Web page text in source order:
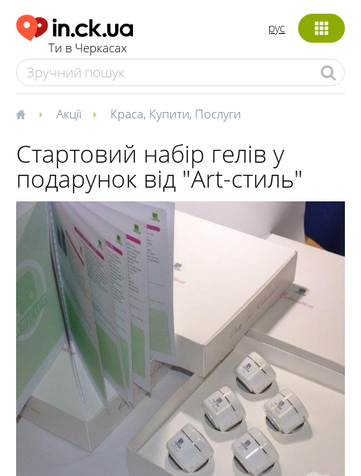
Ти в Черкасах
рус
Акції Краса, Купити, Послуги
Стартовий набір гелів у
подарунок від "Art-стиль"